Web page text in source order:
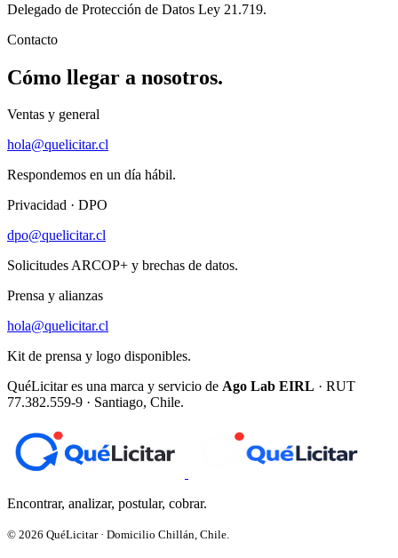
Delegado de Protección de Datos Ley 21.719.
Contacto
Cómo llegar a nosotros.
Ventas y general
hola@quelicitar.cl
Respondemos en un día hábil.
Privacidad · DPO
dpo@quelicitar.cl
Solicitudes ARCOP+ y brechas de datos.
Prensa y alianzas
hola@quelicitar.cl
Kit de prensa y logo disponibles.
QuéLicitar es una marca y servicio de Ago Lab EIRL · RUT
77.382.559-9 · Santiago, Chile.
Encontrar, analizar, postular, cobrar.
© 2026 QuéLicitar · Domicilio Chillán, Chile.